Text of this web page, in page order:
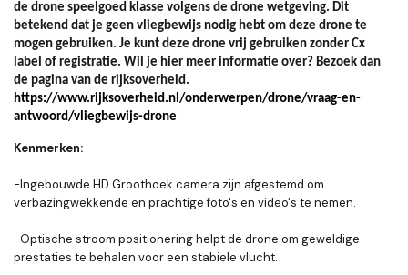
de drone speelgoed klasse volgens de drone wetgeving. Dit
betekend dat je geen vliegbewijs nodig hebt om deze drone te
mogen gebruiken. Je kunt deze drone vrij gebruiken zonder Cx
label of registratie. Wil je hier meer informatie over? Bezoek dan
de pagina van de rijksoverheid.
https://www.rijksoverheid.nl/onderwerpen/drone/vraag-en-
antwoord/vliegbewijs-drone
Kenmerken:
-Ingebouwde HD Groothoek camera zijn afgestemd om
verbazingwekkende en prachtige foto's en video's te nemen.
-Optische stroom positionering helpt de drone om geweldige
prestaties te behalen voor een stabiele vlucht.